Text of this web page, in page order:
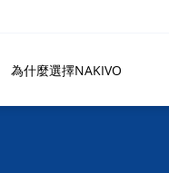
為什麼選擇NAKIVO